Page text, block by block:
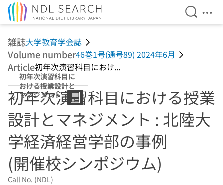
Open
雑誌大学教育学会誌
Volume number46巻1号(通号89) 2024年6月
Article初年次演習科目におけ...
初年次演習科目に
おける授業設計と
マネジメント : 北
陸大学経済経営学
部の事例 (開催校
シンポジウム)
初年次演習科目における授業
設計とマネジメント : 北陸大
学経済経営学部の事例
(開催校シンポジウム)
Call No. (NDL)